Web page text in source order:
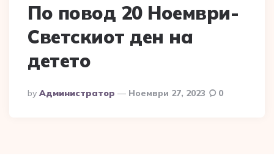
По повод 20 Ноември-
Светскиот ден на
детето
Posted
By
By Администратор Ноември 27, 2023 0